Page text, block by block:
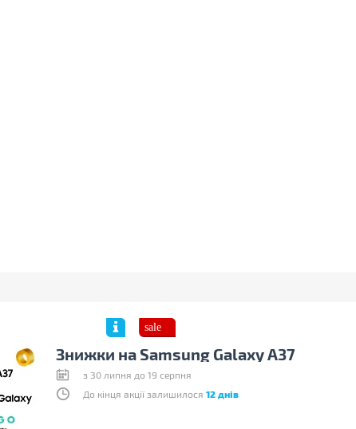
Знижки на Samsung Galaxy A37
з 30 липня до 19 серпня
До кінця акції залишилося 12 днів